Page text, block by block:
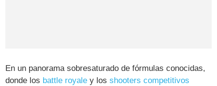
En un panorama sobresaturado de fórmulas conocidas,
donde los battle royale y losshooters competitivos